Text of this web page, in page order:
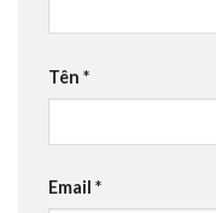
Tên *
Email *